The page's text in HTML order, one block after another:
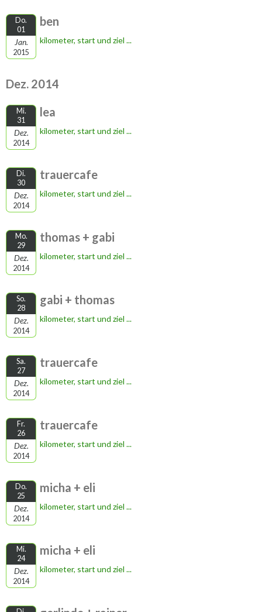
Do.
01
Jan.
2015
ben
kilometer, start und ziel ...
Dez. 2014
Mi.
31
Dez.
2014
lea
kilometer, start und ziel ...
Di.
30
Dez.
2014
trauercafe
kilometer, start und ziel ...
Mo.
29
Dez.
2014
thomas + gabi
kilometer, start und ziel ...
So.
28
Dez.
2014
gabi + thomas
kilometer, start und ziel ...
Sa.
27
Dez.
2014
trauercafe
kilometer, start und ziel ...
Fr.
26
Dez.
2014
trauercafe
kilometer, start und ziel ...
Do.
25
Dez.
2014
micha + eli
kilometer, start und ziel ...
Mi.
24
Dez.
2014
micha + eli
kilometer, start und ziel ...